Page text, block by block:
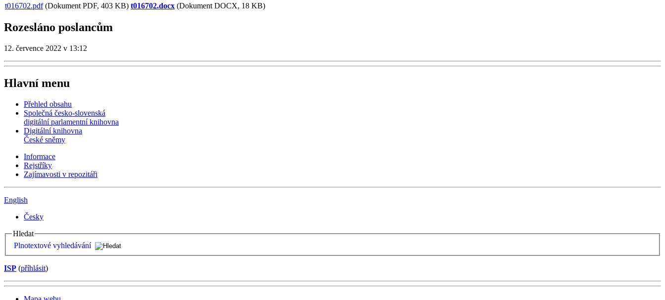
t016702.pdf(Dokument PDF, 403 KB) t016702.docx (Dokument DOCX, 18 KB)
Rozesláno poslancům
12. července 2022 v 13:12
Hlavní menu
Přehled obsahu
Společná česko-slovenská
digitální parlamentní knihovna
Digitální knihovna
České sněmy
Informace
Rejstříky
Zajímavosti v repozitáři
English
Česky
Hledat
Plnotextové vyhledávání
ISP (příhlásit)